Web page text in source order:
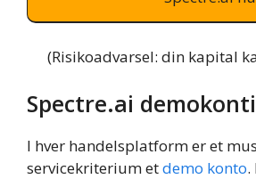
(Risikoadvarsel: din kapital
Spectre.ai
I hver handelsplatform er et
servicekriterium etdemo konto.